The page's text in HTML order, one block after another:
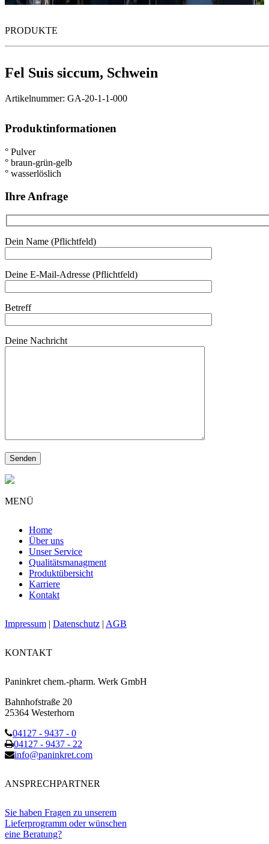
PRODUKTE
Fel Suis siccum, Schwein
Artikelnummer: GA-20-1-1-000
Produktinformationen
° Pulver
° braun-grün-gelb
° wasserlöslich
Ihre Anfrage
Dein Name (Pflichtfeld)
Deine E-Mail-Adresse (Pflichtfeld)
Betreff
Deine Nachricht
MENÜ
Home
Über uns
Unser Service
Qualitätsmanagment
Produktübersicht
Karriere
Kontakt
Impressum | Datenschutz | AGB
KONTAKT
Paninkret chem.-pharm. Werk GmbH
Bahnhofstraße 20
25364 Westerhorn
04127 - 9437 - 0
04127 - 9437 - 22
info@paninkret.com
ANSPRECHPARTNER
Sie haben Fragen zu unserem
Lieferprogramm oder wünschen
eine Beratung?